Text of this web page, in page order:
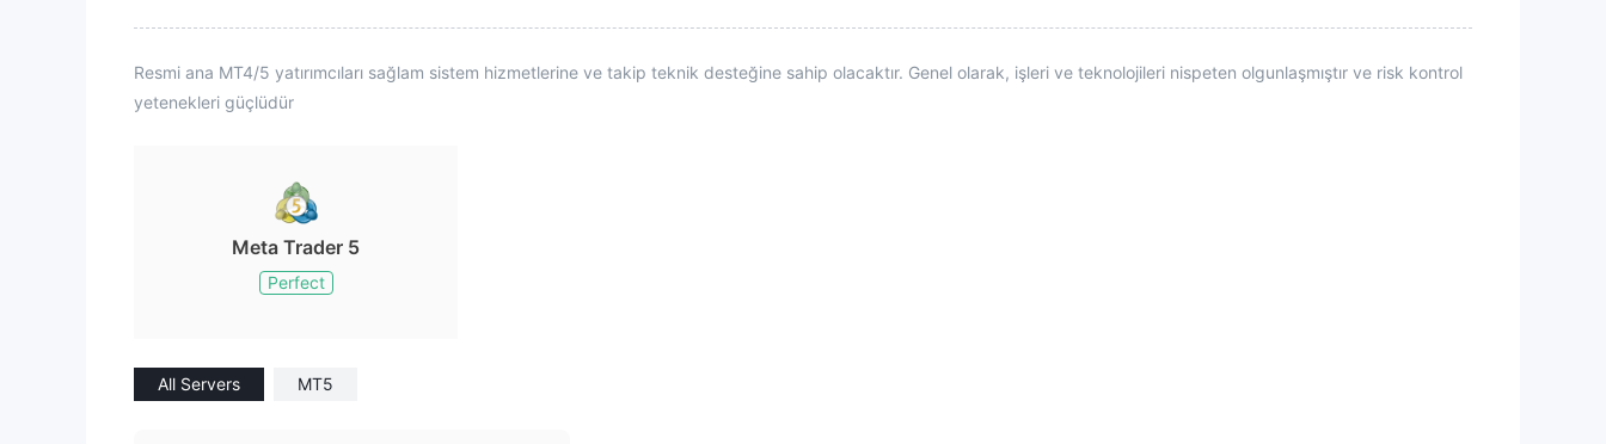
Resmi ana MT4/5 yatırımcıları sağlam sistem hizmetlerine ve takip teknik desteğine sahip olacaktır. Genel olarak, işleri ve teknolojileri nispeten olgunlaşmıştır ve risk kontrol
yetenekleri güçlüdür
Meta Trader 5
Perfect
All Servers MT5